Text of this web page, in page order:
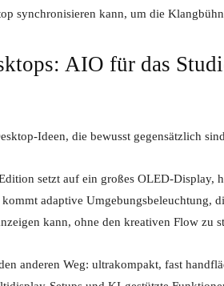
synchronisieren kann, um die
AIO für das
Ideen, die bewusst gegensätzlich
setzt auf ein großes OLED-Display,
adaptive Umgebungsbeleuchtung,
kann, ohne den kreativen Flow zu
anderen Weg: ultrakompakt, fast